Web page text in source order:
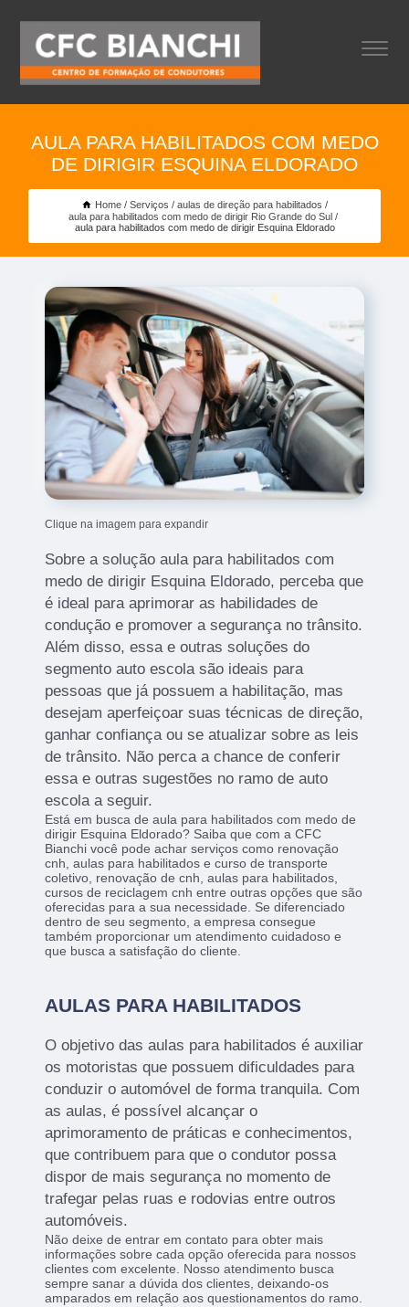
AULA PARA HABILITADOS COM MEDO
DE DIRIGIR ESQUINA ELDORADO
Home Serviços
aulas de direção para habilitados
aula para habilitados com medo de dirigir Rio Grande do Sul
aula para habilitados com medo de dirigir Esquina Eldorado
Clique na imagem para expandir
Sobre a solução aula para habilitados com
medo de dirigir Esquina Eldorado, perceba que
é ideal para aprimorar as habilidades de
condução e promover a segurança no trânsito.
Além disso, essa e outras soluções do
segmento auto escola são ideais para
pessoas que já possuem a habilitação, mas
desejam aperfeiçoar suas técnicas de direção,
ganhar confiança ou se atualizar sobre as leis
de trânsito. Não perca a chance de conferir
essa e outras sugestões no ramo de auto
escola a seguir.
Está em busca de aula para habilitados com medo de
dirigir Esquina Eldorado? Saiba que com a CFC
Bianchi você pode achar serviços como renovação
cnh, aulas para habilitados e curso de transporte
coletivo, renovação de cnh, aulas para habilitados,
cursos de reciclagem cnh entre outras opções que são
oferecidas para a sua necessidade. Se diferenciado
dentro de seu segmento, a empresa consegue
também proporcionar um atendimento cuidadoso e
que busca a satisfação do cliente.
AULAS PARA HABILITADOS
O objetivo das aulas para habilitados é auxiliar
os motoristas que possuem dificuldades para
conduzir o automóvel de forma tranquila. Com
as aulas, é possível alcançar o
aprimoramento de práticas e conhecimentos,
que contribuem para que o condutor possa
dispor de mais segurança no momento de
trafegar pelas ruas e rodovias entre outros
automóveis.
Não deixe de entrar em contato para obter mais
informações sobre cada opção oferecida para nossos
clientes com excelente. Nosso atendimento busca
sempre sanar a dúvida dos clientes, deixando-os
amparados em relação aos questionamentos do ramo.